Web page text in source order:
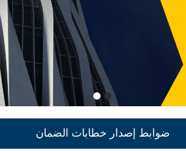
ضوابط إصدار خطابات الضمان